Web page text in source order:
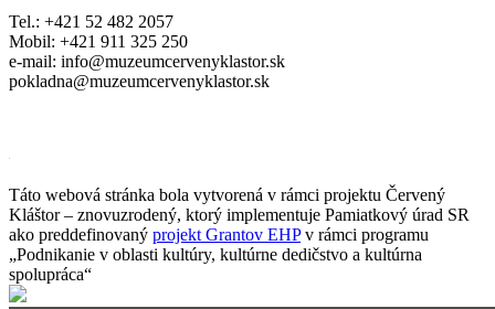
Tel.: +421 52 482 2057
Mobil: +421 911 325 250
e-mail: info@muzeumcervenyklastor.sk
pokladna@muzeumcervenyklastor.sk
Táto webová stránka bola vytvorená v rámci projektu Červený
Kláštor – znovuzrodený, ktorý implementuje Pamiatkový úrad SR
ako preddefinovaný projekt Grantov EHPv rámci programu
„Podnikanie v oblasti kultúry, kultúrne dedičstvo a kultúrna
spolupráca“